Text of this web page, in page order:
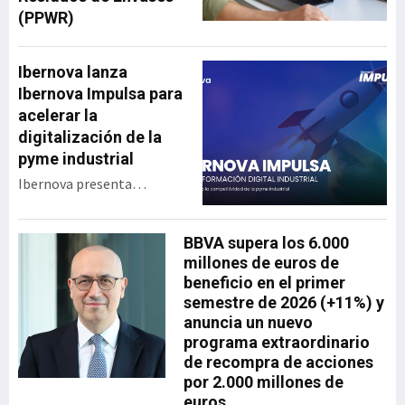
BBVA supera los 6.000
millones de euros de
beneficio en el primer
semestre de 2026 (+11%) y
anuncia un nuevo
programa extraordinario
de recompra de acciones
por 2.000 millones de
(PPWR)
Ibernova lanza
Ibernova Impulsa para
acelerar la
digitalización de la
pyme industrial
Ibernova presenta
programa de apoyo a la
transformación digital
industrial diseñado para
acercar tecnología real a
las pymes con menor
capacidad de inversión y
acompañarlas en un
proceso de digitalización
progresivo, accesible y